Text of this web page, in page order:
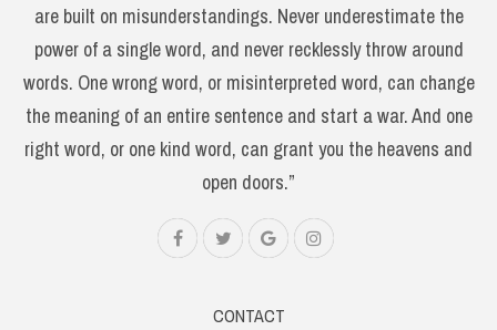
are built on misunderstandings. Never underestimate the
power of a single word, and never recklessly throw around
words. One wrong word, or misinterpreted word, can change
the meaning of an entire sentence and start a war. And one
right word, or one kind word, can grant you the heavens and
open doors.”
CONTACT